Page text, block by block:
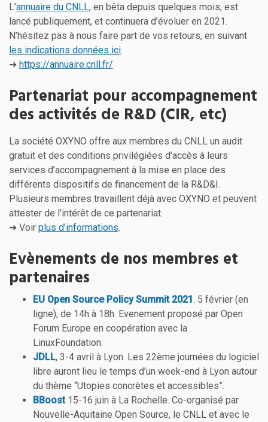
L’annuaire du CNLL, en bêta depuis quelques mois, est
lancé publiquement, et continuera d’évoluer en 2021.
N’hésitez pas à nous faire part de vos retours, en suivant
les indications données ici.
➜ https://annuaire.cnll.fr/
Partenariat pour accompagnement
des activités de R&D (CIR, etc)
La société OXYNO offre aux membres du CNLL un audit
gratuit et des conditions privilégiées d’accès à leurs
services d’accompagnement à la mise en place des
différents dispositifs de financement de la R&D&I.
Plusieurs membres travaillent déjà avec OXYNO et peuvent
attester de l’intérêt de ce partenariat.
➜ Voir plus d’informations.
Evènements de nos membres et
partenaires
EU Open Source Policy Summit 2021. 5 février (en
ligne), de 14h à 18h. Evenement proposé par Open
Forum Europe en coopération avec la
LinuxFoundation.
JDLL, 3-4 avril à Lyon. Les 22ème journées du logiciel
libre auront lieu le temps d’un week-end à Lyon autour
du thème “Utopies concrètes et accessibles”.
BBoost15-16 juin à La Rochelle. Co-organisé par
Nouvelle-Aquitaine Open Source, le CNLL et avec le